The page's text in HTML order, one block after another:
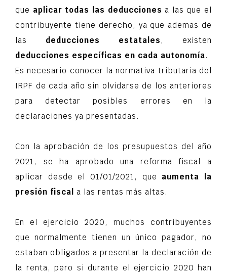
que aplicar todas las deducciones a las que el
contribuyente tiene derecho, ya que ademas de
las deducciones estatales , existen
deducciones específicas en cada autonomía.
Es necesario conocer la normativa tributaria del
IRPF de cada año sin olvidarse de los anteriores
para detectar posibles errores en la
declaraciones ya presentadas.
Con la aprobación de los presupuestos del año
2021, se ha aprobado una reforma fiscal a
aplicar desde el 01/01/2021, que aumenta la
presión fiscal
a las rentas más altas.
En el ejercicio 2020, muchos contribuyentes
que normalmente tienen un único pagador, no
estaban obligados a presentar la declaración de
la renta, pero si durante el ejercicio 2020 han